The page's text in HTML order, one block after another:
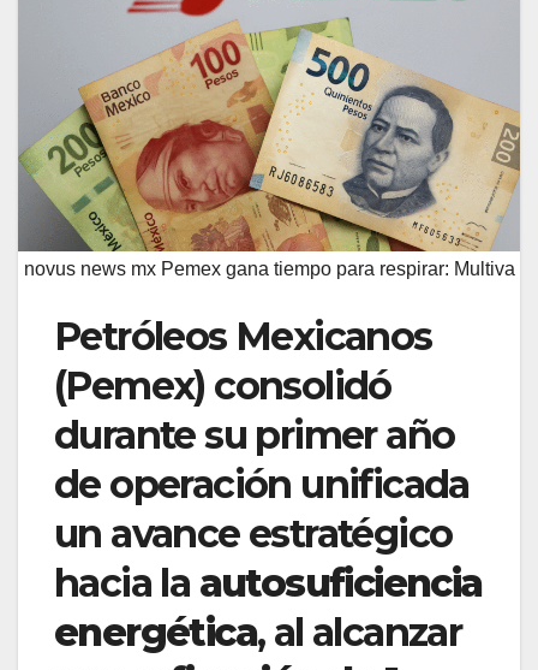
novus news mx Pemex gana tiempo para respirar: Multiva
Petróleos Mexicanos
(Pemex) consolidó
durante su primer año
de operación unificada
un avance estratégico
hacia la autosuficiencia
energética, al alcanzar